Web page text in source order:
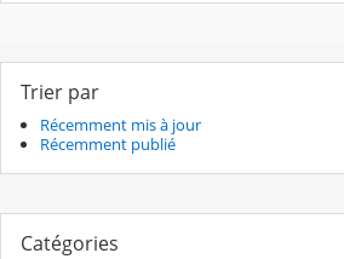
Trier par
Récemment mis à jour
Récemment publié
Catégories